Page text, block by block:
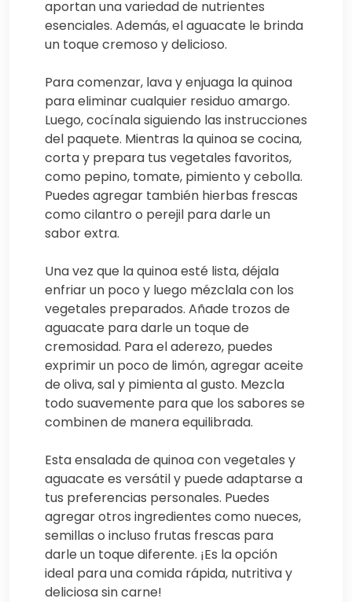
aportan una variedad de nutrientes
esenciales. Además, el aguacate le brinda
un toque cremoso y delicioso.
Para comenzar, lava y enjuaga la quinoa
para eliminar cualquier residuo amargo.
Luego, cocínala siguiendo las instrucciones
del paquete. Mientras la quinoa se cocina,
corta y prepara tus vegetales favoritos,
como pepino, tomate, pimiento y cebolla.
Puedes agregar también hierbas frescas
como cilantro o perejil para darle un
sabor extra.
Una vez que la quinoa esté lista, déjala
enfriar un poco y luego mézclala con los
vegetales preparados. Añade trozos de
aguacate para darle un toque de
cremosidad. Para el aderezo, puedes
exprimir un poco de limón, agregar aceite
de oliva, sal y pimienta al gusto. Mezcla
todo suavemente para que los sabores se
combinen de manera equilibrada.
Esta ensalada de quinoa con vegetales y
aguacate es versátil y puede adaptarse a
tus preferencias personales. Puedes
agregar otros ingredientes como nueces,
semillas o incluso frutas frescas para
darle un toque diferente. ¡Es la opción
ideal para una comida rápida, nutritiva y
deliciosa sin carne!